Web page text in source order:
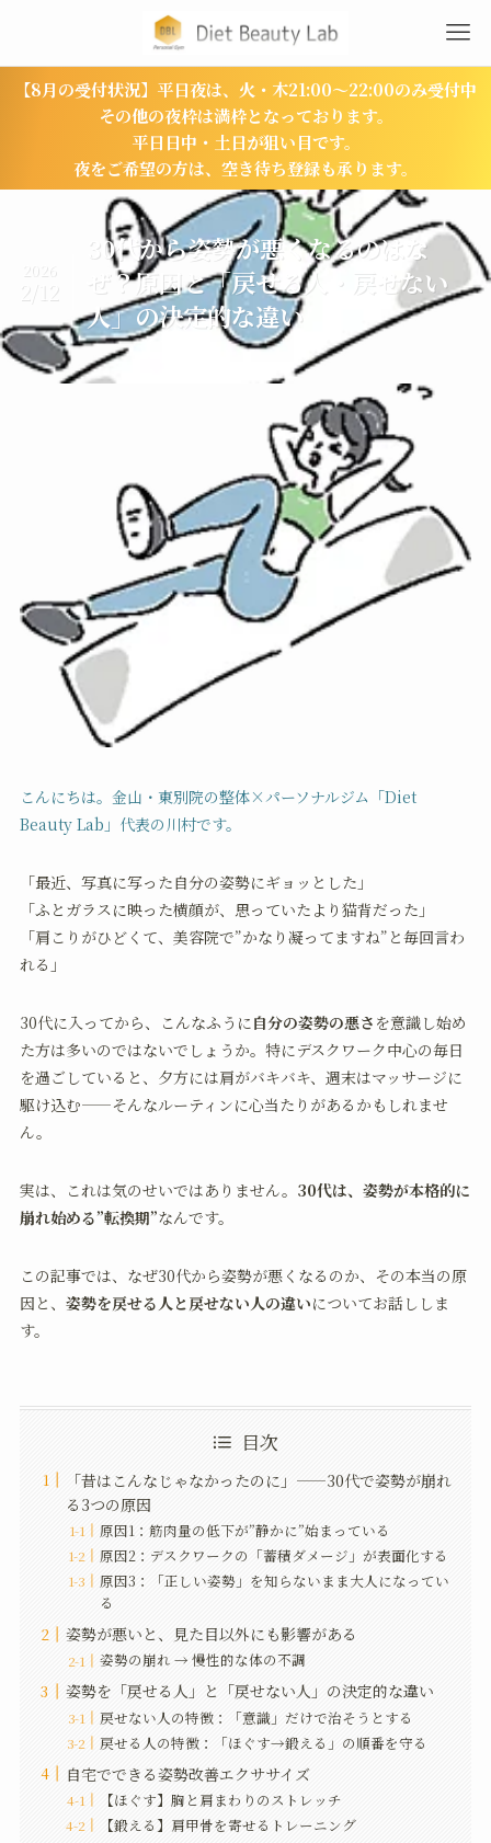
【8月の受付状況】平日夜は、火・木21:00〜22:00のみ受付中
その他の夜枠は満枠となっております。
平日日中・土日が狙い目です。
夜をご希望の方は、空き待ち登録も承ります。
30代から姿勢が悪くなるのはな
ぜ？原因と「戻せる人・戻せない
人」の決定的な違い
2026
2/12
こんにちは。金山・東別院の整体×パーソナルジム「Diet
Beauty Lab」代表の川村です。
「最近、写真に写った自分の姿勢にギョッとした」
「ふとガラスに映った横顔が、思っていたより猫背だった」
「肩こりがひどくて、美容院で”かなり凝ってますね”と毎回言わ
れる」
30代に入ってから、こんなふうに自分の姿勢の悪さ を意識し始め
た方は多いのではないでしょうか。特にデスクワーク中心の毎日
を過ごしていると、夕方には肩がバキバキ、週末はマッサージに
駆け込む——そんなルーティンに心当たりがあるかもしれませ
ん。
実は、これは気のせいではありません。 30代は、姿勢が本格的に
崩れ始める”転換期”なんです。
この記事では、なぜ30代から姿勢が悪くなるのか、その本当の原
因と、 姿勢を戻せる人と戻せない人の違いについてお話ししま
す。
目次
「昔はこんなじゃなかったのに」——30代で姿勢が崩れ
る3つの原因
原因1：筋肉量の低下が”静かに”始まっている
原因2：デスクワークの「蓄積ダメージ」が表面化する
原因3：「正しい姿勢」を知らないまま大人になってい
る
姿勢が悪いと、見た目以外にも影響がある
姿勢の崩れ → 慢性的な体の不調
姿勢を「戻せる人」と「戻せない人」の決定的な違い
戻せない人の特徴：「意識」だけで治そうとする
戻せる人の特徴：「ほぐす→鍛える」の順番を守る
自宅でできる姿勢改善エクササイズ
【ほぐす】胸と肩まわりのストレッチ
【鍛える】肩甲骨を寄せるトレーニング